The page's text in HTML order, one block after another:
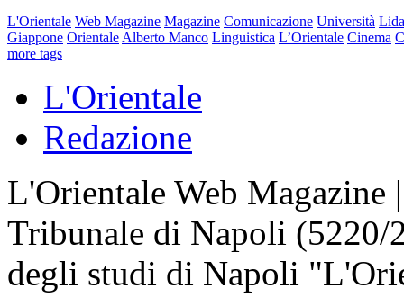
L'Orientale Web Magazine Magazine Comunicazione Università
Giappone Orientale Alberto Manco Linguistica L’Orientale Cinema
more tags
L'Orientale
Redazione
L'Orientale Web Magazine
Tribunale di Napoli
degli studi di Napoli